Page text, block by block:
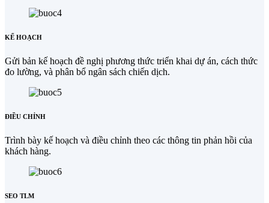
KẾ HOẠCH
Gửi bản kế hoạch đề nghị phương thức triển khai dự án, cách thức
đo lường, và phân bổ ngân sách chiến dịch.
ĐIỀU CHỈNH
Trình bày kế hoạch và điều chỉnh theo các thông tin phản hồi của
khách hàng.
SEO TLM